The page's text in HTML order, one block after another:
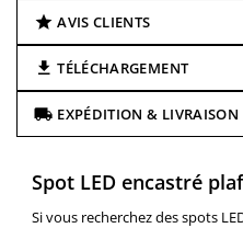
AVIS CLIENTS
TÉLÉCHARGEMENT
EXPÉDITION & LIVRAISON
Spot LED encastré
Si vous recherchez des spots